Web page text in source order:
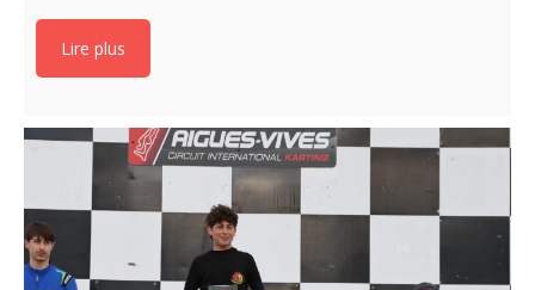
Twitter(ouvre
dans
une
fenêtre)
Facebook(ouvre
nouvelle
fenêtre)
Lire plus